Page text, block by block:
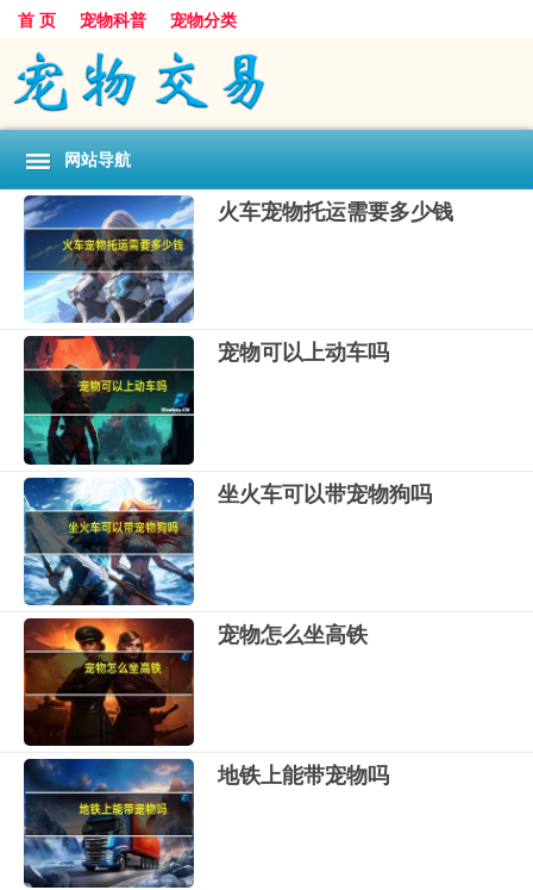
首 页 宠物科普 宠物分类
网站导航
火车宠物托运需要多少钱
宠物可以上动车吗
坐火车可以带宠物狗吗
宠物怎么坐高铁
地铁上能带宠物吗